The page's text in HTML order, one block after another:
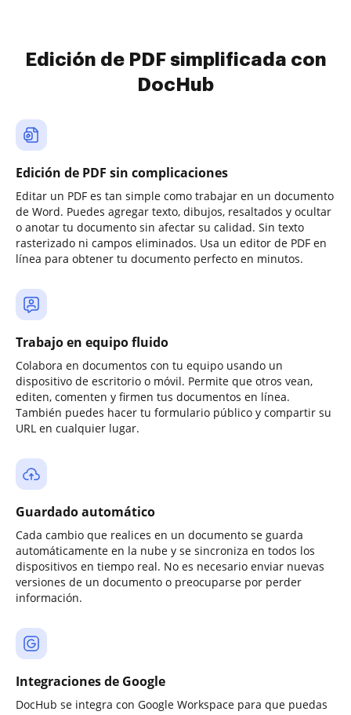
Edición de PDF simplificada con
DocHub
Edición de PDF sin complicaciones
Editar un PDF es tan simple como trabajar en un documento
de Word. Puedes agregar texto, dibujos, resaltados y ocultar
o anotar tu documento sin afectar su calidad. Sin texto
rasterizado ni campos eliminados. Usa un editor de PDF en
línea para obtener tu documento perfecto en minutos.
Trabajo en equipo fluido
Colabora en documentos con tu equipo usando un
dispositivo de escritorio o móvil. Permite que otros vean,
editen, comenten y firmen tus documentos en línea.
También puedes hacer tu formulario público y compartir su
URL en cualquier lugar.
Guardado automático
Cada cambio que realices en un documento se guarda
automáticamente en la nube y se sincroniza en todos los
dispositivos en tiempo real. No es necesario enviar nuevas
versiones de un documento o preocuparse por perder
información.
Integraciones de Google
DocHub se integra con Google Workspace para que puedas